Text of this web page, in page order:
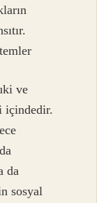
ve
içindedir.
da
sosyal